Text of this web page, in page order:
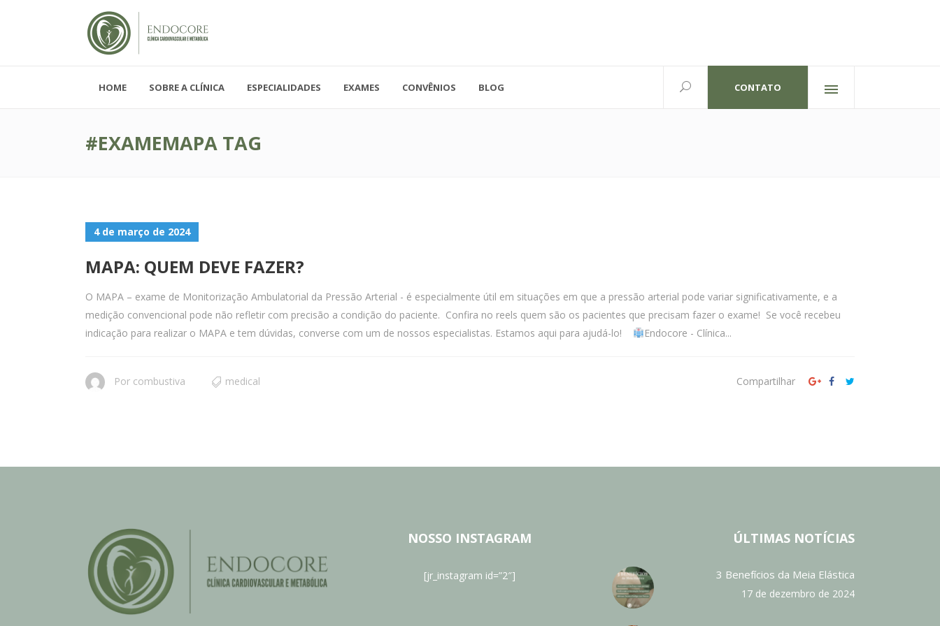
Segunda - Sexta-feira, das 08h-19h
41.3779-5559
Rua Doutor Alexandre Gutierrez,826
Redes sociais
HOME SOBRE A CLÍNICA ESPECIALIDADES EXAMES CONVÊNIOS BLOG CONTATO
#EXAMEMAPA TAG
4 de março de 2024
MAPA: QUEM DEVE FAZER?
O MAPA – exame de Monitorização Ambulatorial da Pressão Arterial - é especialmente útil em situações em que a pressão arterial pode variar significativamente, e a
medição convencional pode não refletir com precisão a condição do paciente. Confira no reels quem são os pacientes que precisam fazer o exame! Se você recebeu
indicação para realizar o MAPA e tem dúvidas, converse com um de nossos especialistas. Estamos aqui para ajudá-lo!
Endocore - Clínica...
Por combustiva medical Compartilhar
NOSSO INSTAGRAM
[jr_instagram id=”2″]
ÚLTIMAS NOTÍCIAS
3 Benefícios da Meia Elástica
17 de dezembro de 2024